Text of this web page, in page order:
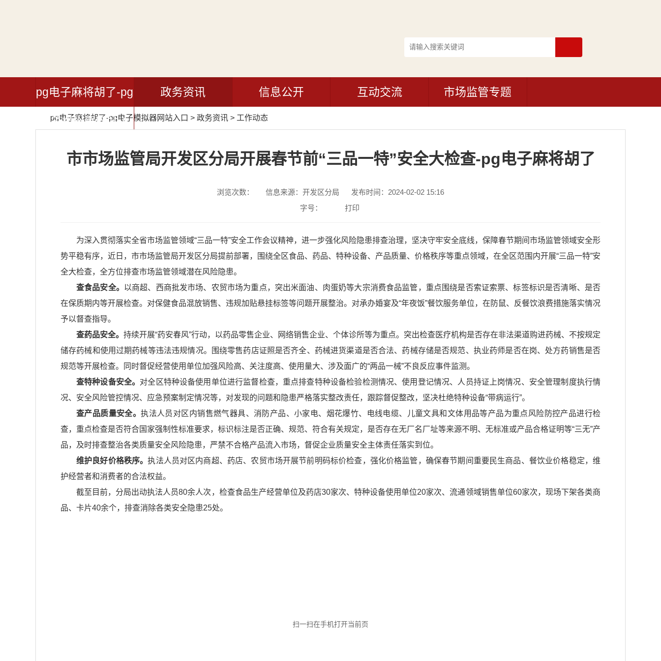
pg电子麻将胡了-pg
电子模拟器网站入
口
政务资讯 信息公开 互动交流 市场监管专题
pg电子麻将胡了-pg电子模拟器网站入口 > 政务资讯 > 工作动态
市市场监管局开发区分局开展春节前“三品一特”安全大检查-pg电子麻将胡了
浏览次数： 信息来源：开发区分局
发布时间：2024-02-02 15:16
字号：
打印
为深入贯彻落实全省市场监管领域“三品一特”安全工作会议精神，进一步强化风险隐患排查治理，坚决守牢安全底线，保障春节期间市场监管领域安全形
势平稳有序，近日，市市场监管局开发区分局提前部署，围绕全区食品、药品、特种设备、产品质量、价格秩序等重点领域，在全区范围内开展“三品一特”安
全大检查，全方位排查市场监管领域潜在风险隐患。
查食品安全。 以商超、西商批发市场、农贸市场为重点，突出米面油、肉蛋奶等大宗消费食品监管，重点围绕是否索证索票、标签标识是否清晰、是否
在保质期内等开展检查。对保健食品混放销售、违规加贴悬挂标签等问题开展整治。对承办婚宴及“年夜饭”餐饮服务单位，在防鼠、反餐饮浪费措施落实情况
予以督查指导。
查药品安全。 持续开展“药安春风”行动，以药品零售企业、网络销售企业、个体诊所等为重点。突出检查医疗机构是否存在非法渠道购进药械、不按规定
储存药械和使用过期药械等违法违规情况。围绕零售药店证照是否齐全、药械进货渠道是否合法、药械存储是否规范、执业药师是否在岗、处方药销售是否
规范等开展检查。同时督促经营使用单位加强风险高、关注度高、使用量大、涉及面广的“两品一械”不良反应事件监测。
查特种设备安全。 对全区特种设备使用单位进行监督检查，重点排查特种设备检验检测情况、使用登记情况、人员持证上岗情况、安全管理制度执行情
况、安全风险管控情况、应急预案制定情况等，对发现的问题和隐患严格落实整改责任，跟踪督促整改，坚决杜绝特种设备“带病运行”。
查产品质量安全。执法人员对区内销售燃气器具、消防产品、小家电、烟花爆竹、电线电缆、儿童文具和文体用品等产品为重点风险防控产品进行检
查，重点检查是否符合国家强制性标准要求，标识标注是否正确、规范、符合有关规定，是否存在无厂名厂址等来源不明、无标准或产品合格证明等“三无”产
品，及时排查整治各类质量安全风险隐患，严禁不合格产品流入市场，督促企业质量安全主体责任落实到位。
维护良好价格秩序。执法人员对区内商超、药店、农贸市场开展节前明码标价检查，强化价格监管，确保春节期间重要民生商品、餐饮业价格稳定，维
护经营者和消费者的合法权益。
截至目前，分局出动执法人员80余人次，检查食品生产经营单位及药店30家次、特种设备使用单位20家次、流通领域销售单位60家次，现场下架各类商
品、卡片40余个，排查消除各类安全隐患25处。
扫一扫在手机打开当前页